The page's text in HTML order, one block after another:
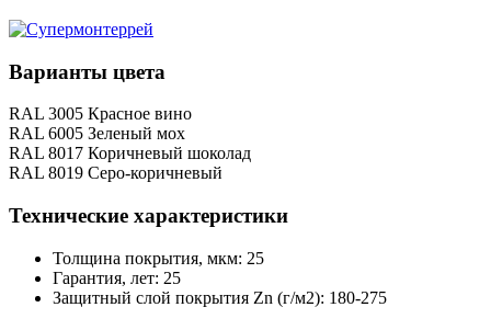
Варианты цвета
RAL 3005 Красное вино
RAL 6005 Зеленый мох
RAL 8017 Коричневый шоколад
RAL 8019 Серо-коричневый
Технические характеристики
Толщина покрытия, мкм: 25
Гарантия, лет: 25
Защитный слой покрытия Zn (г/м2): 180-275